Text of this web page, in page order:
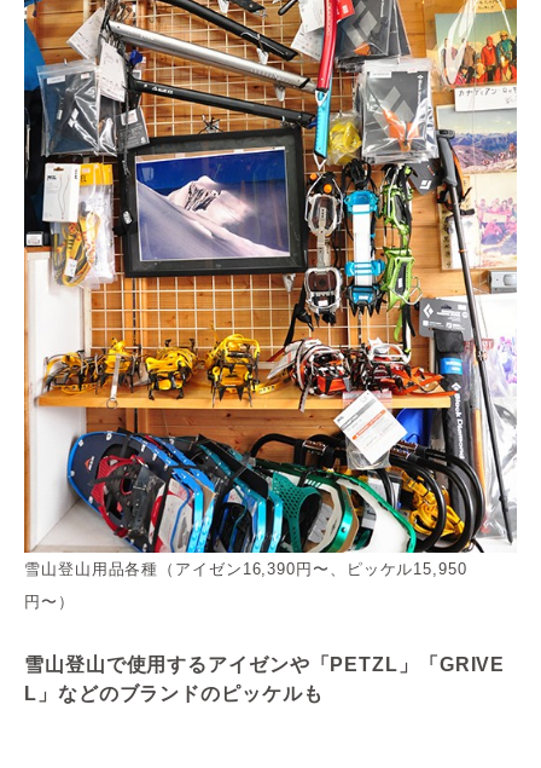
雪山登山用品各種（アイゼン16,390円〜、ピッケル15,950
円〜）
雪山登山で使用するアイゼンや「PETZL」「GRIVE
L」などのブランドのピッケルも